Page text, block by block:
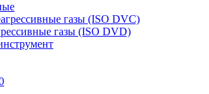
газы (ISO DVC)
газы (ISO DVD)